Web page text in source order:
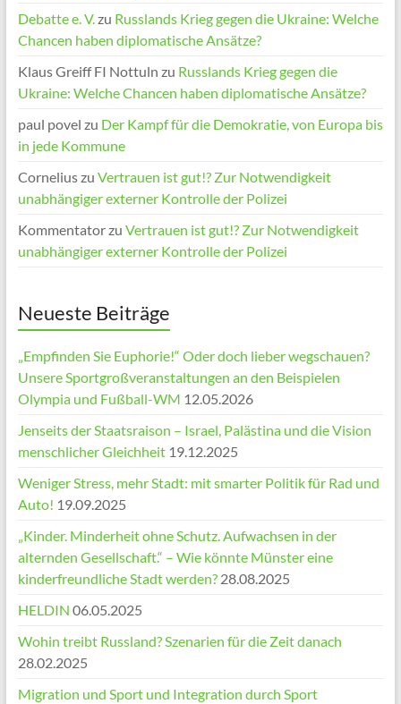
Debatte e. V.zu Russlands Krieg gegen die Ukraine: Welche
Chancen haben diplomatische Ansätze?
Klaus Greiff FI Nottuln zu Russlands Krieg gegen die
Ukraine: Welche Chancen haben diplomatische Ansätze?
paul povel zu Der Kampf für die Demokratie, von Europa bis
in jede Kommune
Corneliuszu Vertrauen ist gut!? Zur Notwendigkeit
unabhängiger externer Kontrolle der Polizei
Kommentatorzu Vertrauen ist gut!? Zur Notwendigkeit
unabhängiger externer Kontrolle der Polizei
Neueste Beiträge
„Empfinden Sie Euphorie!“ Oder doch lieber wegschauen?
Unsere Sportgroßveranstaltungen an den Beispielen
Olympia und Fußball-WM 12.05.2026
Jenseits der Staatsraison – Israel, Palästina und die Vision
menschlicher Gleichheit 19.12.2025
Weniger Stress, mehr Stadt: mit smarter Politik für Rad und
Auto! 19.09.2025
„Kinder. Minderheit ohne Schutz. Aufwachsen in der
alternden Gesellschaft.“ – Wie könnte Münster eine
kinderfreundliche Stadt werden? 28.08.2025
HELDIN 06.05.2025
Wohin treibt Russland? Szenarien für die Zeit danach
28.02.2025
Migration und Sport und Integration durch Sport